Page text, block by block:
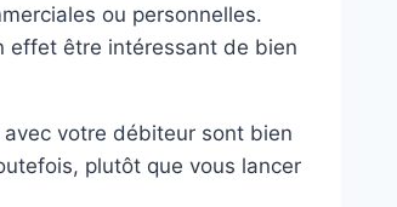
ou personnelles.
effet être intéressant de bien
votre débiteur sont bien
plutôt que vous lancer